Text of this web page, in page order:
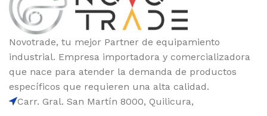
Novotrade, tu mejor Partner de equipamiento
industrial. Empresa importadora y comercializadora
que nace para atender la demanda de productos
específicos que requieren una alta calidad.
Carr. Gral. San Martín 8000, Quilicura,